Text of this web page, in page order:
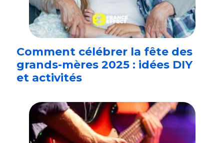
Comment célébrer la fête des
grands-mères 2025 : idées DIY
et activités